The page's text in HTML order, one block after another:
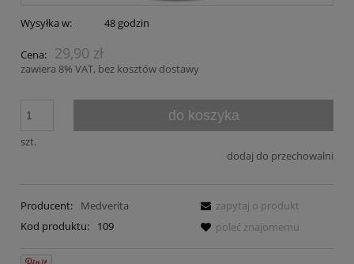
Wysyłka w: 48 godzin
Cena: 29,90 zł
zawiera 8% VAT, bez kosztów dostawy
szt.
do koszyka
dodaj do przechowalni
Producent:
Medverita
Kod produktu:
109
zapytaj o produkt
poleć znajomemu